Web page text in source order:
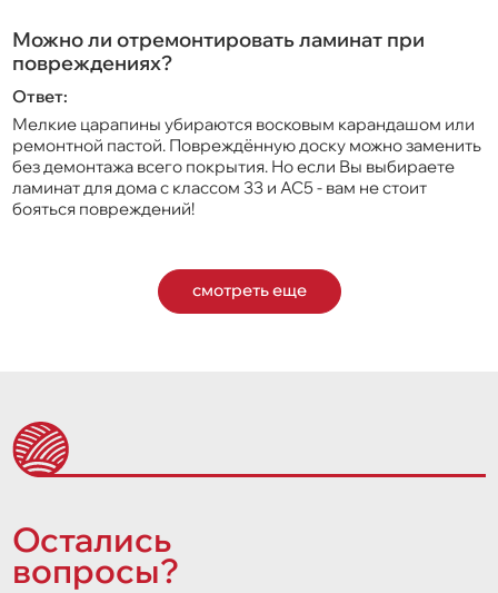
Можно ли отремонтировать ламинат при
повреждениях?
Ответ:
Мелкие царапины убираются восковым карандашом или
ремонтной пастой. Повреждённую доску можно заменить
без демонтажа всего покрытия. Но если Вы выбираете
ламинат для дома с классом 33 и AC5 - вам не стоит
бояться повреждений!
смотреть еще
Остались
вопросы?